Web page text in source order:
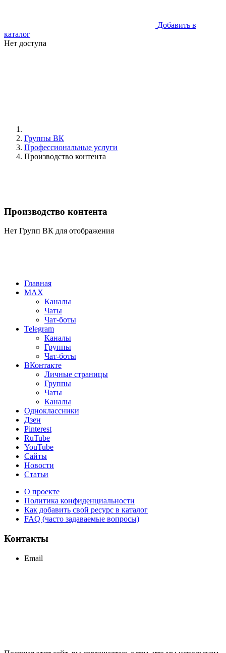
Добавить в
каталог
Нет доступа
Группы ВК
Профессиональные услуги
Производство контента
Производство контента
Нет Групп ВК для отображения
Главная
MAX
Каналы
Чаты
Чат-боты
Telegram
Каналы
Группы
Чат-боты
ВКонтакте
Личные страницы
Группы
Чаты
Каналы
Одноклассники
Дзен
Pinterest
RuTube
YouTube
Сайты
Новости
Статьи
О проекте
Политика конфиденциальности
Как добавить свой ресурс в каталог
FAQ (часто задаваемые вопросы)
Контакты
Email